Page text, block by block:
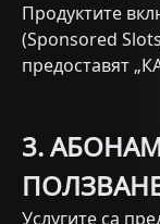
Продуктите
(Sponsored
предоставят
3.
Услугите са